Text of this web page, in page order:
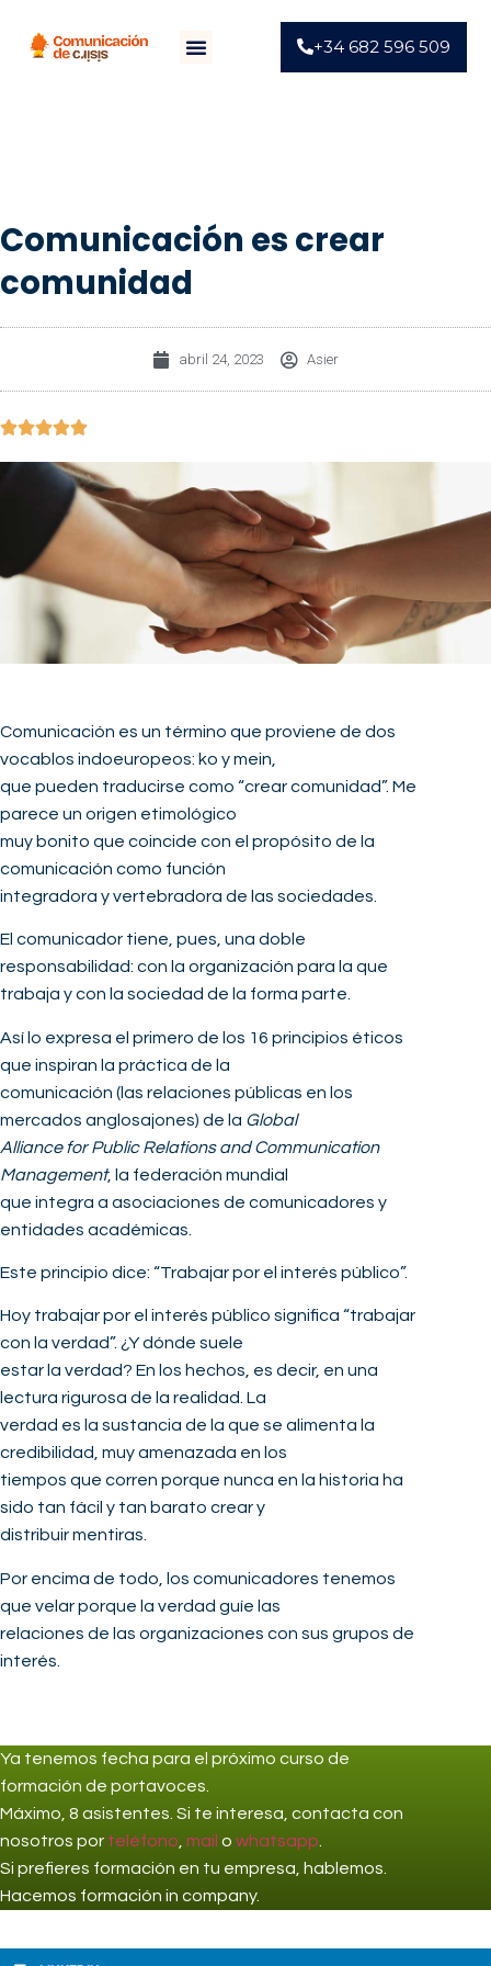
+34 682 596 509
Comunicación es crear
comunidad
abril 24, 2023 Asier

Comunicación es un término que proviene de dos
vocablos indoeuropeos: ko y mein,
que pueden traducirse como “crear comunidad”. Me
parece un origen etimológico
muy bonito que coincide con el propósito de la
comunicación como función
integradora y vertebradora de las sociedades.
El comunicador tiene, pues, una doble
responsabilidad: con la organización para la que
trabaja y con la sociedad de la forma parte.
Así lo expresa el primero de los 16 principios éticos
que inspiran la práctica de la
comunicación (las relaciones públicas en los
mercados anglosajones) de la Global
Alliance for Public Relations and Communication
Management, la federación mundial
que integra a asociaciones de comunicadores y
entidades académicas.
Este principio dice: “Trabajar por el interés público”.
Hoy trabajar por el interés público significa “trabajar
con la verdad”. ¿Y dónde suele
estar la verdad? En los hechos, es decir, en una
lectura rigurosa de la realidad. La
verdad es la sustancia de la que se alimenta la
credibilidad, muy amenazada en los
tiempos que corren porque nunca en la historia ha
sido tan fácil y tan barato crear y
distribuir mentiras.
Por encima de todo, los comunicadores tenemos
que velar porque la verdad guíe las
relaciones de las organizaciones con sus grupos de
interés.
Ya tenemos fecha para el próximo curso de
formación de portavoces.
Máximo, 8 asistentes. Si te interesa, contacta con
nosotros por teléfono mail o whatsapp
Si prefieres formación en tu empresa, hablemos.
Hacemos formación in company.